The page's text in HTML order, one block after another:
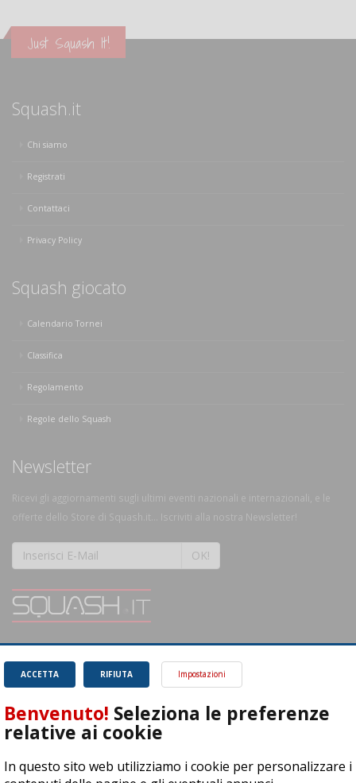
Just Squash It!
Squash.it
Chi siamo
Registrati
Contattaci
Privacy Policy
Squash giocato
Calendario Tornei
Classifica
Regolamento
Regole dello Squash
Newsletter
Ricevi gli aggiornamenti sugli ultimi eventi nazionali e internazionali, e le
offerte dello Store di Squash.it... Iscriviti alla nostra Newsletter!
OK!
magnifico sport.
Leggi
RIFIUTA
ACCETTA Impostazioni
Benvenuto! Seleziona le preferenze
relative ai cookie
In questo sito web utilizziamo i cookie per personalizzare i
ASD Let's Sport - Via T. Olivelli 3, 25014 Castenedolo (BS) - P. Iva: